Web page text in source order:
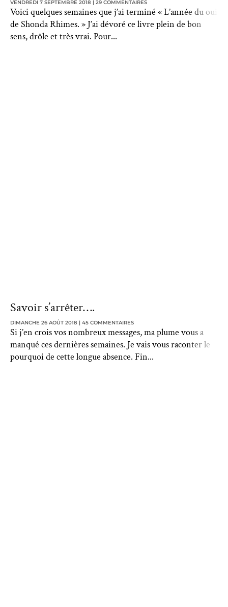
VENDREDI 7 SEPTEMBRE 2018 29 COMMENTAIRES
Voici quelques semaines que j’ai terminé « L’année du oui
de Shonda Rhimes. » J’ai dévoré ce livre plein de bon
sens, drôle et très vrai. Pour
Savoir s’arrêter….
DIMANCHE 26 AOÛT 2018 45 COMMENTAIRES
Si j’en crois vos nombreux messages, ma plume vous a
manqué ces dernières semaines. Je vais vous raconter le
pourquoi de cette longue absence. Fin